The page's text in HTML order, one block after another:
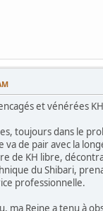
et vénérées
toujours dans le
de pair avec la
de KH libre,
du Shibari,
professionnelle.
ma Reine a tenu à